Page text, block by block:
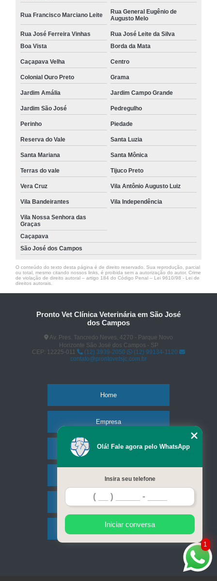
Rua Francisco Marciano Leite
Rua General Eugênio de
Augusto Melo
Rua José Ferreira Vinhas
Rua José Leite da Silva
Boa Vista
Borda da Mata
Caçapava Velha Centro
Colonial Ouro Preto Grama
Jardim Amália Jardim Campo Grande
Jardim São José Pedregulho
Perinho Piedade
Reserva do Vale Santa Luzia
Santa Mariana Santa Mônica
Terras do vale Tijuco Preto
Vera Cruz Vila Antônio Augusto Luiz
Vila Bandeirantes Vila Independência
Vila Nossa Senhora das
Graças
Caçapava
São José dos Campos
O conteúdo do texto desta página é de direito reservado. Sua reprodução, parcial
ou total, mesmo citando nossos links, é proibida sem a autorização do autor. Crime
de violação de direito autoral – artigo 184 do Código Penal – Lei 9610/98 - Lei de
direitos autorais
Pronto Vet Clínica Veterinária em São José
dos Campos
Av. Pres. Tancredo Neves, 4270 - Parque Novo
Horizonte São José dos Campos - SP
CEP: 12225-011
(12) 3939-2050
(12) 99134-1120
contato@prontovetsjc.com.br
Home
Empresa
Missão
Serviços
Contato
Mapa do site
1
Olá! Fale agora pelo WhatsApp
Insira seu telefone
Iniciar conversa